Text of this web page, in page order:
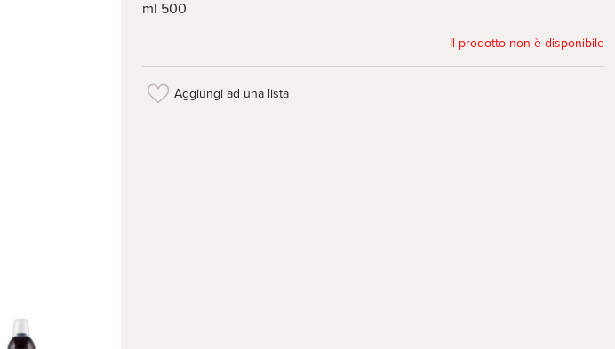
ml 500
Il prodotto non è disponibile
Aggiungi ad una lista